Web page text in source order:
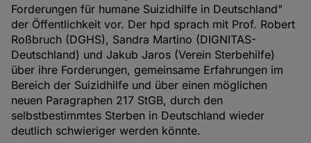
Forderungen für humane Suizidhilfe in Deutschland"
der Öffentlichkeit vor. Der hpd sprach mit Prof. Robert
Roßbruch (DGHS), Sandra Martino (DIGNITAS-
Deutschland) und Jakub Jaros (Verein Sterbehilfe)
über ihre Forderungen, gemeinsame Erfahrungen im
Bereich der Suizidhilfe und über einen möglichen
neuen Paragraphen 217 StGB, durch den
selbstbestimmtes Sterben in Deutschland wieder
deutlich schwieriger werden könnte.